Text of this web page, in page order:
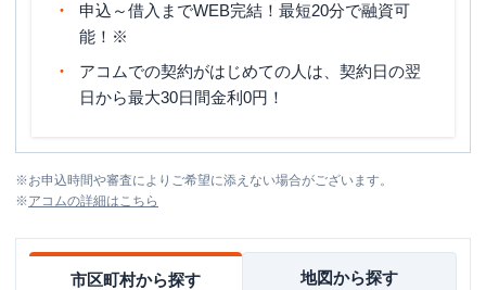
申込～借入までWEB完結！最短20分で融資可
能！※
アコムでの契約がはじめての人は、契約日の翌
日から最大30日間金利0円！
※お申込時間や審査によりご希望に添えない場合がございます。
※アコムの詳細はこちら
市区町村から探す 地図から探す